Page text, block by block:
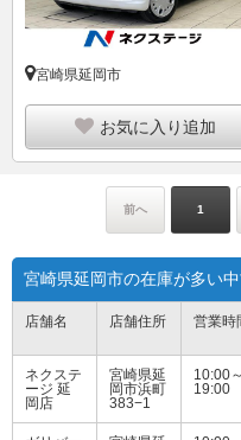
宮崎県延岡市
お気に入り追加
前へ 1
宮崎県延岡市の在庫が多い
店舗名 店舗住所 営業時
ネクステ
ージ 延
岡店
宮崎県延
岡市浜町
383−1
10:00～
19:00